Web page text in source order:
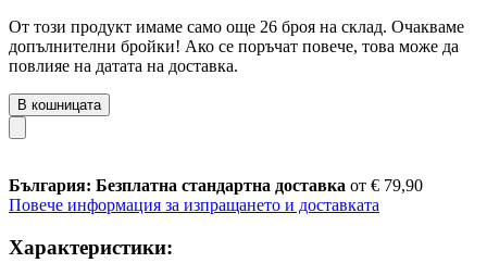
От този продукт имаме само още 26 броя на склад. Очакваме
допълнителни бройки! Ако се поръчат повече, това може да
повлияе на датата на доставка.
В кошницата
България: Безплатна стандартна доставка от € 79,90
Повече информация за изпращането и доставката
Характеристики: